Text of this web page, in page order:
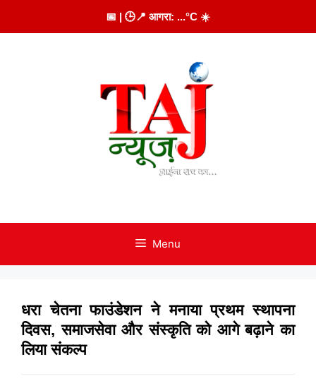
to
📅 | 🕒📍 आगरा: ...°C ☀️
Menu
धरा चेतना फाउंडेशन ने मनाया प्रथम स्थापना
दिवस, समाजसेवा और संस्कृति को आगे बढ़ाने का
लिया संकल्प